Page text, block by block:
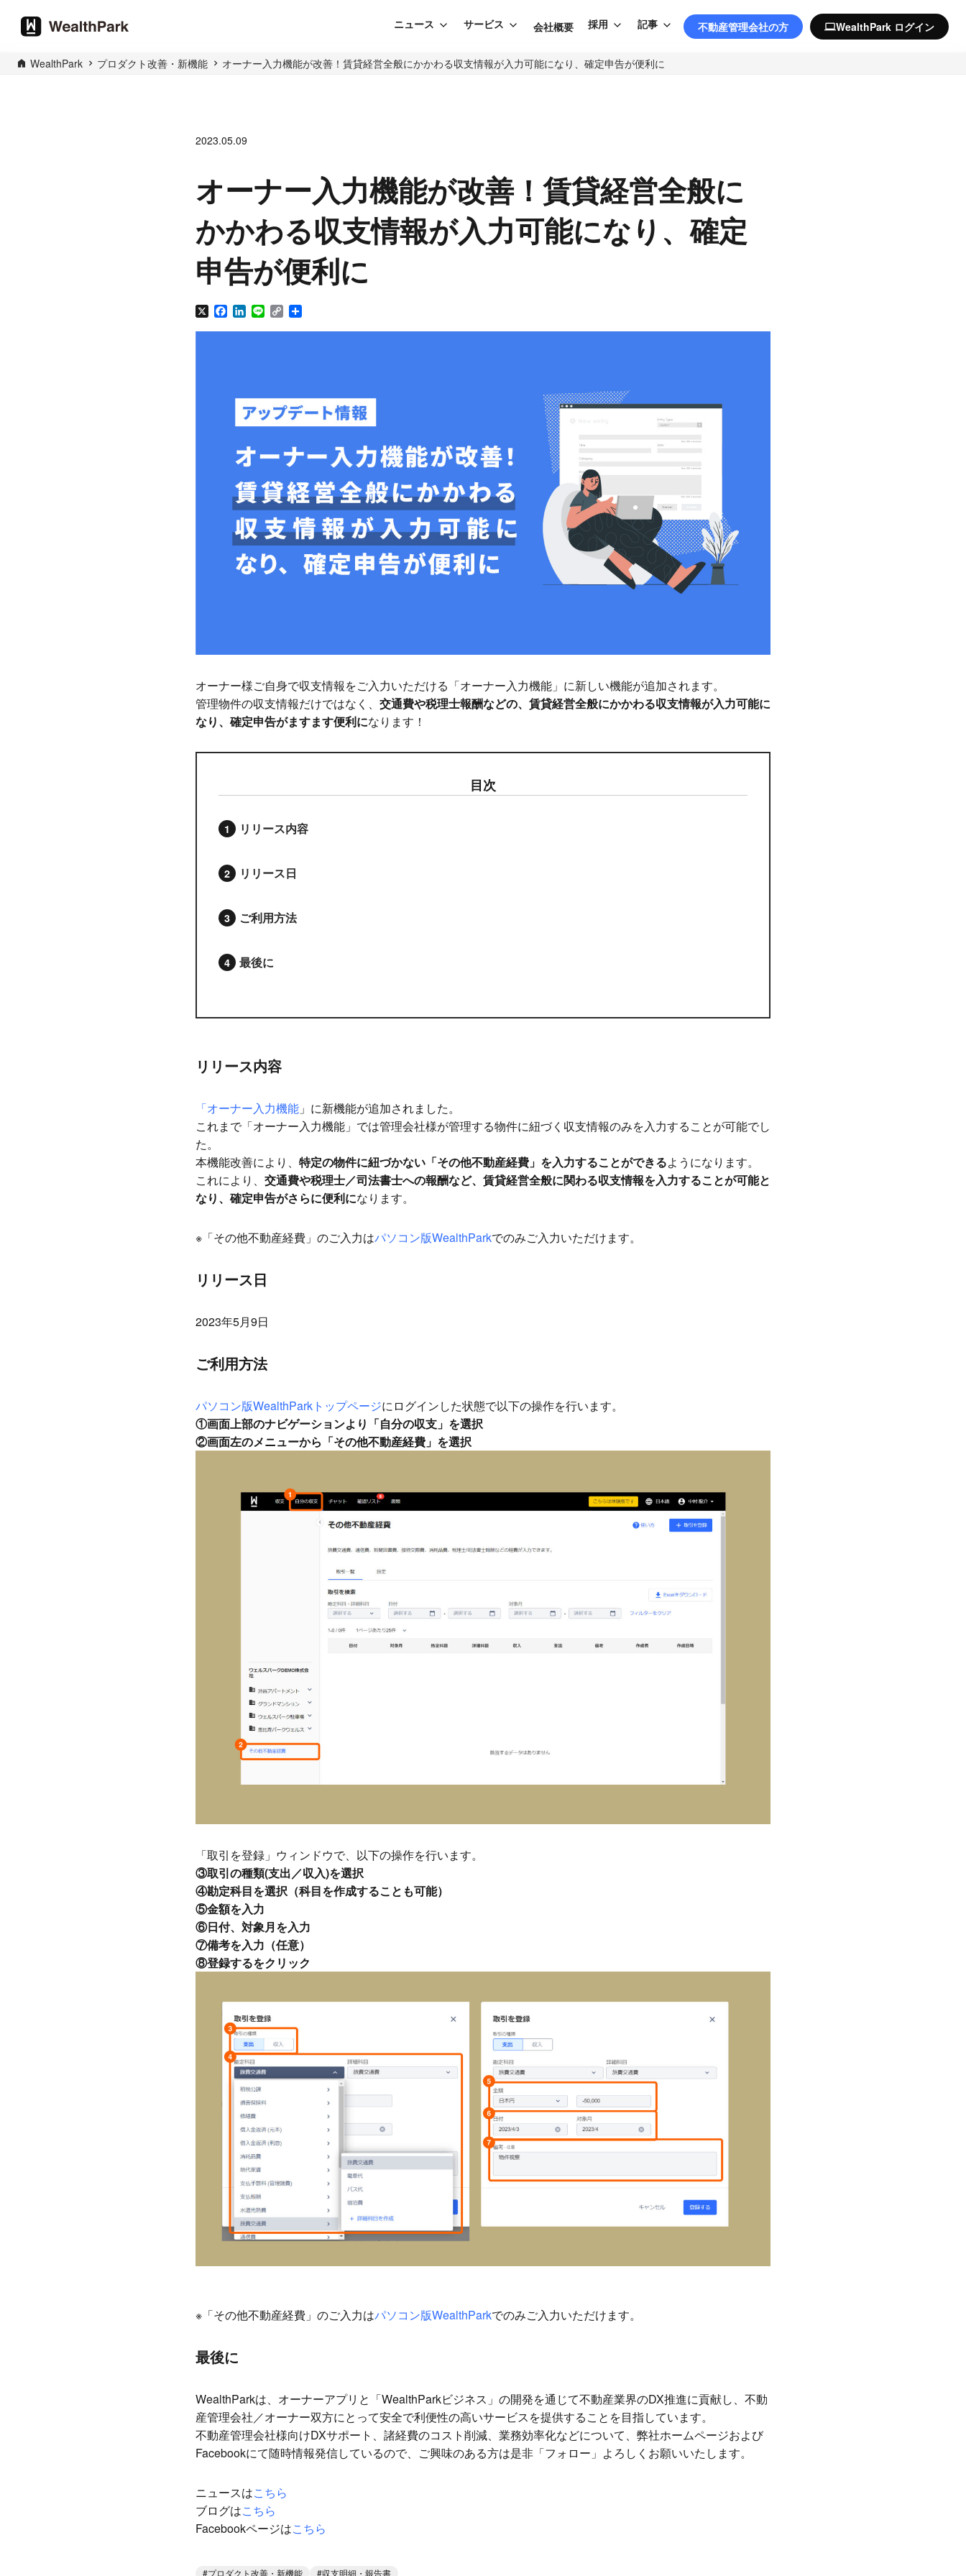
ニュース サービス 会社概要 採用 記事 不動産管理会社の方 computerWealthPark ログイン
WealthPark プロダクト改善・新機能 オーナー入力機能が改善！賃貸経営全般にかかわる収支情報が入力可能になり、確定申告が便利に
2023.05.09
オーナー入力機能が改善！賃貸経営全般に
かかわる収支情報が入力可能になり、確定
申告が便利に
X Facebook
LinkedIn
Line Copy
オーナー様ご自身で収支情報をご入力いただける「オーナー入力機能」に新しい機能が追加されます。
管理物件の収支情報だけではなく、 交通費や税理士報酬などの、賃貸経営全般にかかわる収支情報が入力可能に
なり、確定申告がますます便利になります！
目次
リリース内容
リリース日
ご利用方法
最後に
リリース内容
「オーナー入力機能 」に新機能が追加されました。
これまで「オーナー入力機能」では管理会社様が管理する物件に紐づく収支情報のみを入力することが可能でし
た。
本機能改善により、 特定の物件に紐づかない「その他不動産経費」を入力することができるようになります。
これにより、 交通費や税理士／司法書士への報酬など、賃貸経営全般に関わる収支情報を入力することが可能と
なり、確定申告がさらに便利になります。
※「その他不動産経費」のご入力はパソコン版WealthParkでのみご入力いただけます。
リリース日
2023年5月9日
ご利用方法
パソコン版WealthParkトップページにログインした状態で以下の操作を行います。
①画面上部のナビゲーションより「自分の収支」を選択
②画面左のメニューから「その他不動産経費」を選択
「取引を登録」ウィンドウで、以下の操作を行います。
③取引の種類(支出／収入)を選択
④勘定科目を選択（科目を作成することも可能）
⑤金額を入力
⑥日付、対象月を入力
⑦備考を入力（任意）
⑧登録するをクリック
※「その他不動産経費」のご入力はパソコン版WealthParkでのみご入力いただけます。
最後に
WealthParkは、オーナーアプリと「WealthParkビジネス」の開発を通じて不動産業界のDX推進に貢献し、不動
産管理会社／オーナー双方にとって安全で利便性の高いサービスを提供することを目指しています。
不動産管理会社様向けDXサポート、諸経費のコスト削減、業務効率化などについて、弊社ホームページおよび
Facebookにて随時情報発信しているので、ご興味のある方は是非「フォロー」よろしくお願いいたします。
ニュースはこちら
ブログはこちら
Facebookページはこちら
プロダクト改善・新機能 収支明細・報告書